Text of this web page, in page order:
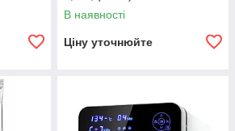
В наявності
Ціну уточнюйте